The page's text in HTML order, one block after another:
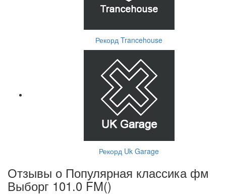
Рекорд Trancehouse
Рекорд Uk Garage
Отзывы о Популярная классика фм
Выборг 101.0 FM()